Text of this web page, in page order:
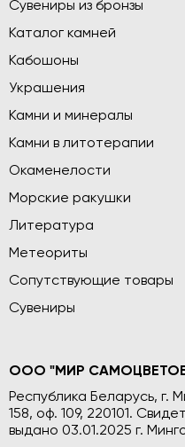
Сувениры из бронзы
Каталог камней
Кабошоны
Украшения
Камни и минералы
Камни в литотерапии
Окаменелости
Морские ракушки
Литература
Метеориты
Сопутствующие товары
Сувениры
ООО "МИР САМОЦВЕТОВ
Республика Беларусь, г.
158, оф. 109, 220101.
выдано 03.01.2025 г.